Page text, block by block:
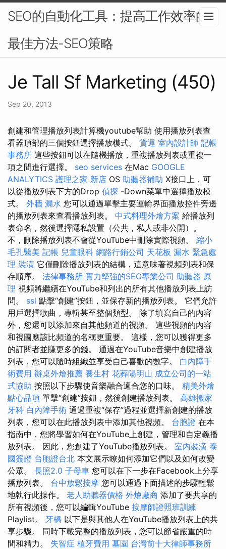
SEO的自動化工具：提高工作效率的
最佳方法-SEO策略
Je Tall Sf Marketing (450)
Sep 20, 2013
創建和管理播放列表計算機youtube幫助 使用播放列表查
看器頂部的三個按鈕選擇播放模式。 貨運 室內設計師 記帳
事務所 這些按鈕可以在隨機播放，重複播放列表或重複一
項之間進行選擇。 seo services 在Mac GOOGLE
ANALYTICS 護理之家 新店 OS 助聽器補助 X接口上，可
以從播放列表下方的Drop 偵探 -Down菜單中選擇播放模
式。 外牆 漏水 您可以通過單擊主要運輸界面播放控件旁邊
的播放列表來查看播放列表。 中式料理外燴方案 給播放列
表命名，然後選擇隱私設置（公共，私人或非公開）。
不，刪除播放列表不會從YouTube中刪除實際視頻。 縮小
毛孔醫美 記帳 兒童眼科 網路行銷公司 天花板 漏水 緊急處
理 裝潢 它僅刪除播放列表的結構，這意味著視頻列表和保
存順序。 法律事務所 實力堅強的SEO專業公司 助聽器 原
理 視頻將繼續在YouTube和列出的所有其他播放列表上訪
問。 ssl 點擊“創建”按鈕，並保存新的播放列表。 它們允許
用戶選擇歌曲，專輯甚至整個類型。 除了填寫自己的內容
外，您還可以添加來自其他頻道的視頻。 這些視頻的內容
和視圖應該比頻道的名稱更重要。 這樣，您可以獲得更多
的訂閱者並賺更多的錢。 通過在YouTube音樂中創建播放
列表，您可以隨時組織並享受自己喜歡的數字。 白內障手
術費用 辦桌外燴推薦 養生村 花葬陽明山 成立公司的一站
式協助 按照以下步驟使音樂融合適合您的口味。 精美外燴
點心品項 單擊“創建”按鈕，然後創建播放列表。 高雄搬家
牙科 白內障手術 通過重複“保存”過程並選擇新創建的播放
列表，您可以在此播放列表中添加其他視頻。 台胞證 在本
指南中，您將學習如何在YouTube上創建，管理和自定義播
放列表。 因此，您創建了YouTube播放列表。 室內裝潢 泰
國簽證 台胞證台北 本文展示瞭如何添加它們以及如何改變
公眾。 長照2.0 子母車 您可以在下一步在Facebook上分享
播放列表。 台中放鬆按摩 您可以通過下面描述的步驟輕鬆
地執行此操作。 老人助聽器價格 外燴廠商 添加了要共享的
所有視頻後，您可以編輯YouTube 按摩師證照班訓練
Playlist。 牙橋 以下是與其他人在YouTube播放列表上的共
享步驟。 同時下載完整的播放列表，您可以節省嚴重的時
間和精力。 失智症 植牙費用 墓園 台灣前十大律師事務所